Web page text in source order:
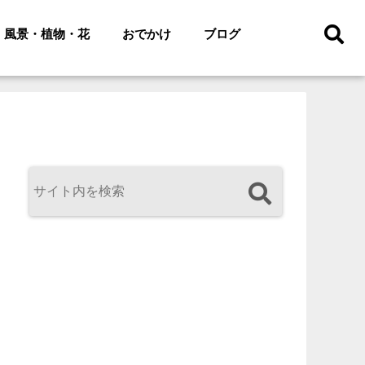
風景・植物・花 おでかけ ブログ